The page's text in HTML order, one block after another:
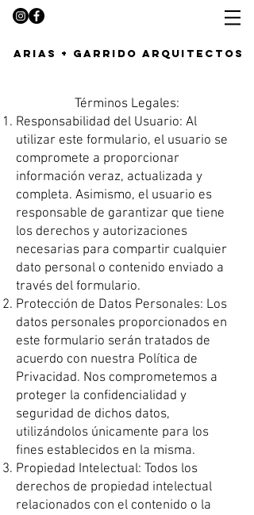
arias + garrido arquitectos
Términos Legales:
Responsabilidad del Usuario: Al
utilizar este formulario, el usuario se
compromete a proporcionar
información veraz, actualizada y
completa. Asimismo, el usuario es
responsable de garantizar que tiene
los derechos y autorizaciones
necesarias para compartir cualquier
dato personal o contenido enviado a
través del formulario.
Protección de Datos Personales: Los
datos personales proporcionados en
este formulario serán tratados de
acuerdo con nuestra Política de
Privacidad. Nos comprometemos a
proteger la confidencialidad y
seguridad de dichos datos,
utilizándolos únicamente para los
fines establecidos en la misma.
Propiedad Intelectual: Todos los
derechos de propiedad intelectual
relacionados con el contenido o la